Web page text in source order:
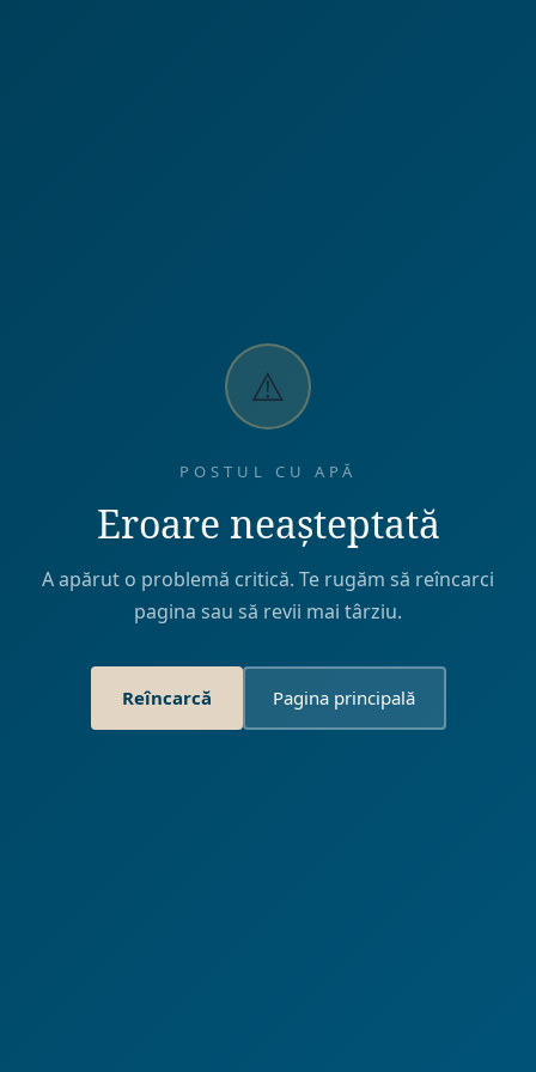
⚠️
POSTUL CU APĂ
Eroare neașteptată
A apărut o problemă critică. Te rugăm să reîncarci
pagina sau să revii mai târziu.
Reîncarcă Pagina principală